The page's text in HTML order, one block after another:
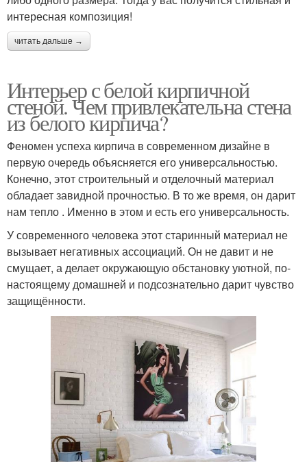
интересная композиция!
читать дальше →
Интерьер с белой кирпичной
стеной. Чем привлекательна стена
из белого кирпича?
Феномен успеха кирпича в современном дизайне в
первую очередь объясняется его универсальностью.
Конечно, этот строительный и отделочный материал
обладает завидной прочностью. В то же время, он дарит
нам тепло . Именно в этом и есть его универсальность.
У современного человека этот старинный материал не
вызывает негативных ассоциаций. Он не давит и не
смущает, а делает окружающую обстановку уютной, по-
настоящему домашней и подсознательно дарит чувство
защищённости.